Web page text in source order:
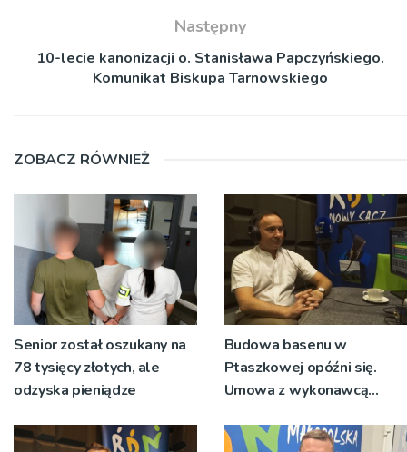
Następny
10-lecie kanonizacji o. Stanisława Papczyńskiego.
Komunikat Biskupa Tarnowskiego
ZOBACZ RÓWNIEŻ
Senior został oszukany na
78 tysięcy złotych, ale
odzyska pieniądze
Budowa basenu w
Ptaszkowej opóźni się.
Umowa z wykonawcą
nie zostanie podpisana